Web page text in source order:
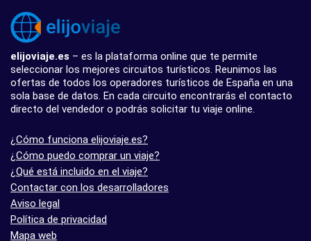
elijoviaje.es – es la plataforma online que te permite
seleccionar los mejores circuitos turísticos. Reunimos las
ofertas de todos los operadores turísticos de España en una
sola base de datos. En cada circuito encontrarás el contacto
directo del vendedor o podrás solicitar tu viaje online.
¿Cómo funciona elijoviaje.es?
¿Cómo puedo comprar un viaje?
¿Qué está incluido en el viaje?
Contactar con los desarrolladores
Aviso legal
Política de privacidad
Mapa web